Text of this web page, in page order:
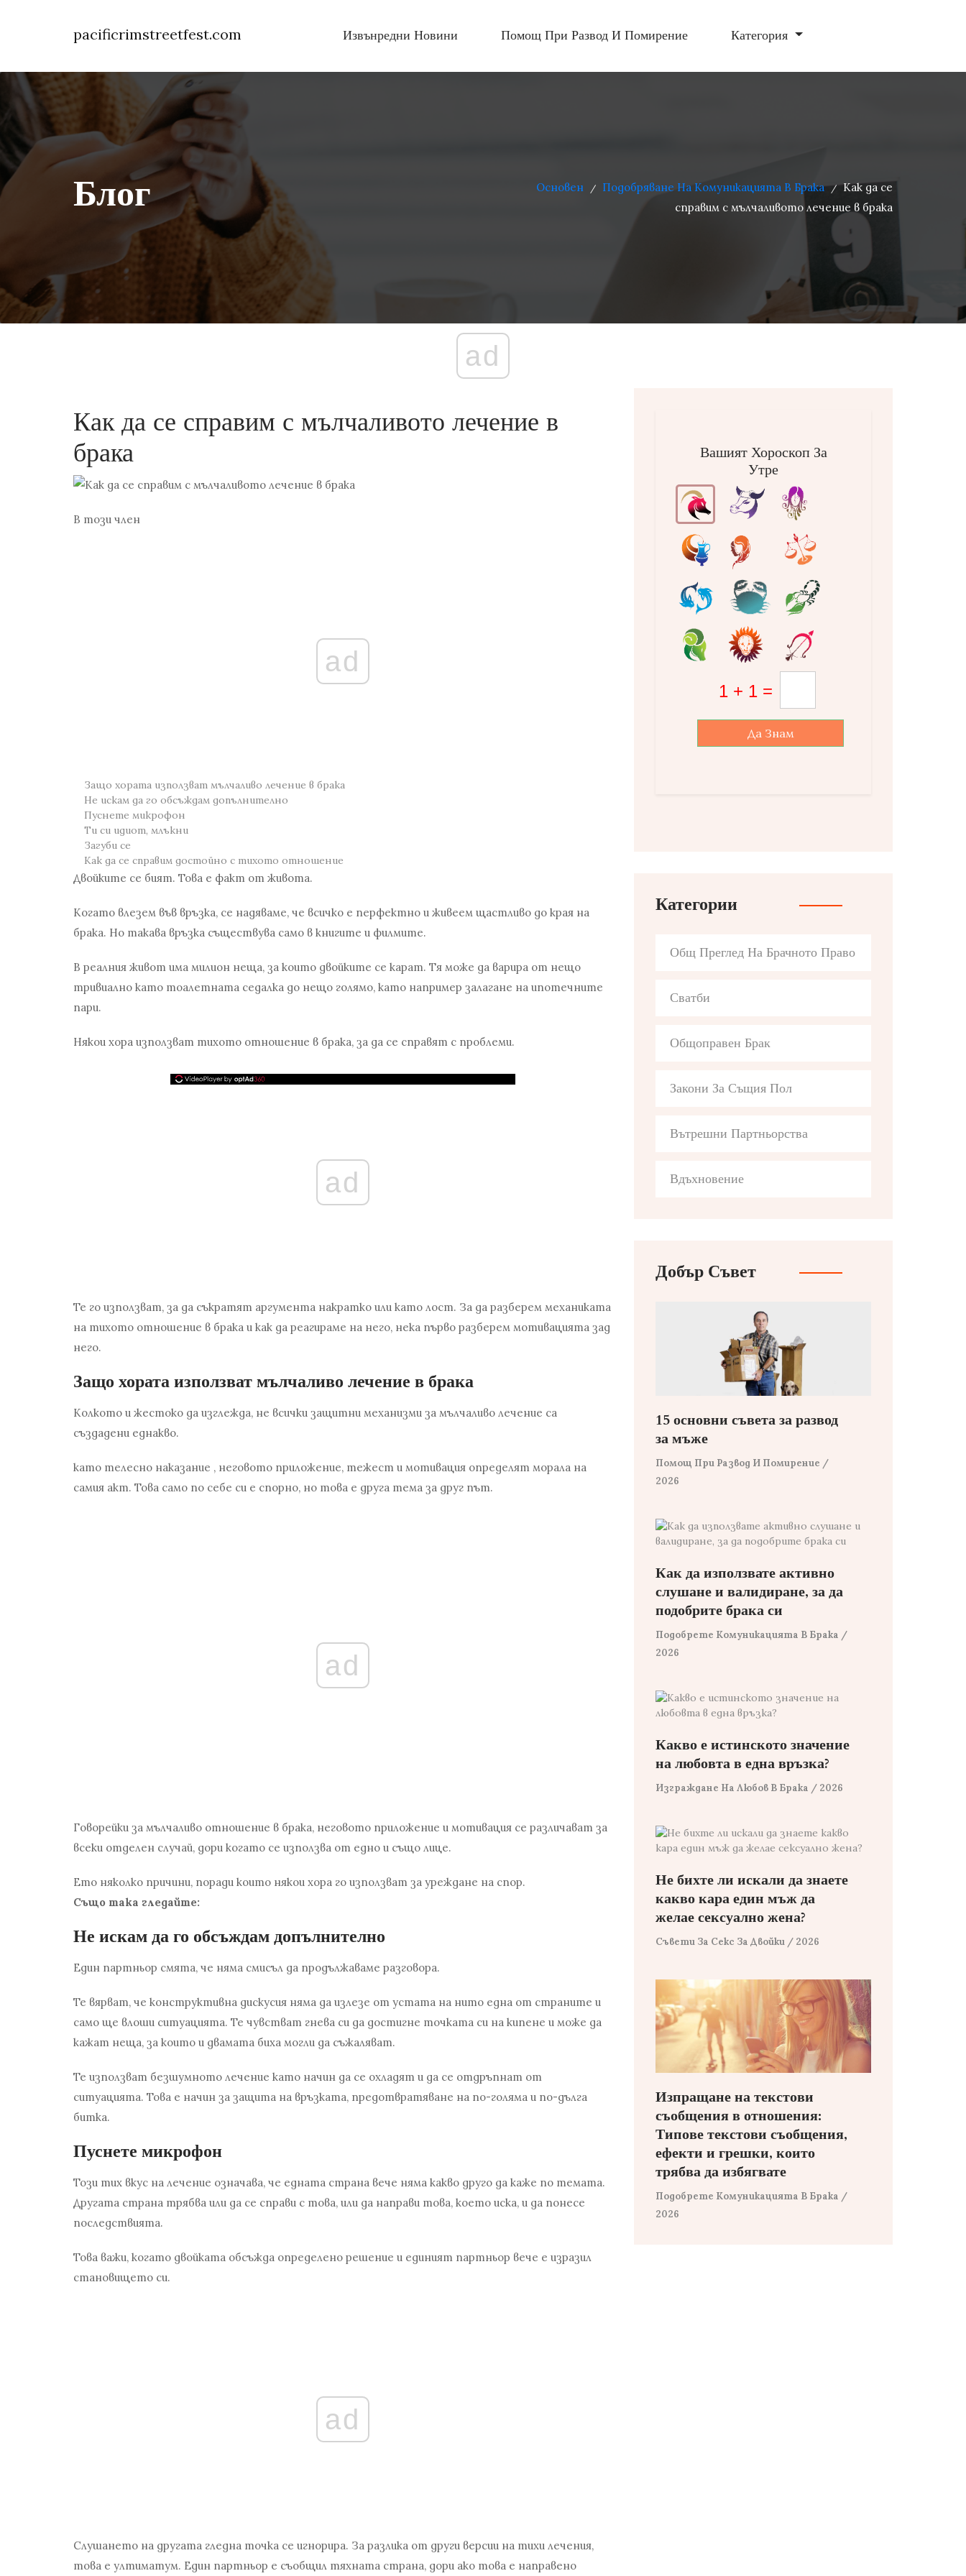
pacificrimstreetfest.com Извънредни Новини Помощ При Развод И Помирение Категория
Блог Основен / Подобряване На Комуникацията В Брака / Как да се
справим с мълчаливото лечение в брака
ad
Как да се справим с мълчаливото лечение в
брака
В този член
ad
Защо хората използват мълчаливо лечение в брака
Не искам да го обсъждам допълнително
Пуснете микрофон
Ти си идиот, млъкни
Загуби се
Как да се справим достойно с тихото отношение
Двойките се бият. Това е факт от живота.
Когато влезем във връзка, се надяваме, че всичко е перфектно и живеем щастливо до края на
брака. Но такава връзка съществува само в книгите и филмите.
В реалния живот има милион неща, за които двойките се карат. Тя може да варира от нещо
тривиално като тоалетната седалка до нещо голямо, като например залагане на ипотечните
пари.
Някои хора използват тихото отношение в брака, за да се справят с проблеми.
ad
Те го използват, за да съкратят аргумента накратко или като лост. За да разберем механиката
на тихото отношение в брака и как да реагираме на него, нека първо разберем мотивацията зад
него.
Защо хората използват мълчаливо лечение в брака
Колкото и жестоко да изглежда, не всички защитни механизми за мълчаливо лечение са
създадени еднакво.
като телесно наказание , неговото приложение, тежест и мотивация определят морала на
самия акт. Това само по себе си е спорно, но това е друга тема за друг път.
ad
Говорейки за мълчаливо отношение в брака, неговото приложение и мотивация се различават за
всеки отделен случай, дори когато се използва от едно и също лице.
Ето няколко причини, поради които някои хора го използват за уреждане на спор.
Също така гледайте:
Не искам да го обсъждам допълнително
Един партньор смята, че няма смисъл да продължаваме разговора.
Те вярват, че конструктивна дискусия няма да излезе от устата на нито една от страните и
само ще влоши ситуацията. Те чувстват гнева си да достигне точката си на кипене и може да
кажат неща, за които и двамата биха могли да съжаляват.
Те използват безшумното лечение като начин да се охладят и да се отдръпнат от
ситуацията. Това е начин за защита на връзката, предотвратяване на по-голяма и по-дълга
битка.
Пуснете микрофон
Този тих вкус на лечение означава, че едната страна вече няма какво друго да каже по темата.
Другата страна трябва или да се справи с това, или да направи това, което иска, и да понесе
последствията.
Това важи, когато двойката обсъжда определено решение и единият партньор вече е изразил
становището си.
ad
Слушането на другата гледна точка се игнорира. За разлика от други версии на тихи лечения,
това е ултиматум. Един партньор е съобщил тяхната страна, дори ако това е направено
Вашият Хороскоп За
Утре
Да Знам
Категории
Общ Преглед На Брачното Право
Сватби
Общоправен Брак
Закони За Същия Пол
Вътрешни Партньорства
Вдъхновение
Добър Съвет
15 основни съвета за развод
за мъже
Помощ При Развод И Помирение /
2026
Как да използвате активно
слушане и валидиране, за да
подобрите брака си
Подобрете Комуникацията В Брака /
2026
Какво е истинското значение
на любовта в една връзка?
Изграждане На Любов В Брака / 2026
Не бихте ли искали да знаете
какво кара един мъж да
желае сексуално жена?
Съвети За Секс За Двойки / 2026
Изпращане на текстови
съобщения в отношения:
Типове текстови съобщения,
ефекти и грешки, които
трябва да избягвате
Подобрете Комуникацията В Брака /
2026